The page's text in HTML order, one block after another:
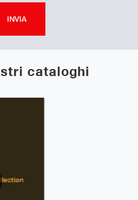
cataloghi
INVIA